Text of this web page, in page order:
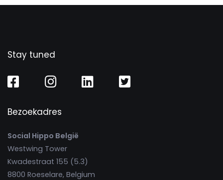
Stay tuned
Bezoekadres
Social Hippo België
Westwing Tower
Kwadestraat 155 (5.3)
8800 Roeselare, Belgium